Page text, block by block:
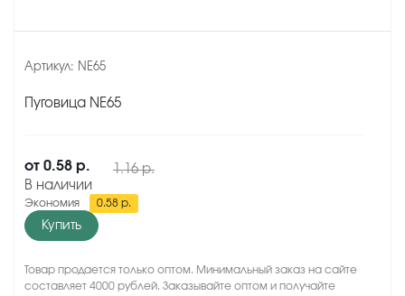
Артикул: NE65
Пуговица NE65
от 0.58 р. 1.16 р.
Экономия 0.58 р.
В наличии
Купить
Товар продается только оптом. Минимальный заказ на сайте
составляет 4000 рублей. Заказывайте оптом и получайте